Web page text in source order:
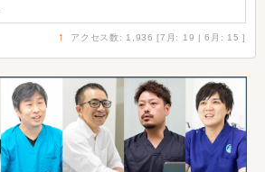
↑ アクセス数: 1,936 [7月: 19 | 6月: 15 ]